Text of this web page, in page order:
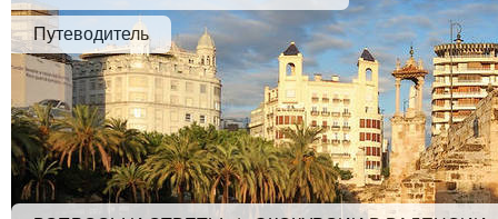
Путеводитель